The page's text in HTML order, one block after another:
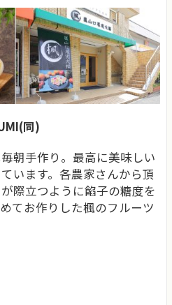
同)
朝手作り。最高に美味しい
います。各農家さんから頂
際立つように餡子の糖度を
てお作りした楓のフルーツ